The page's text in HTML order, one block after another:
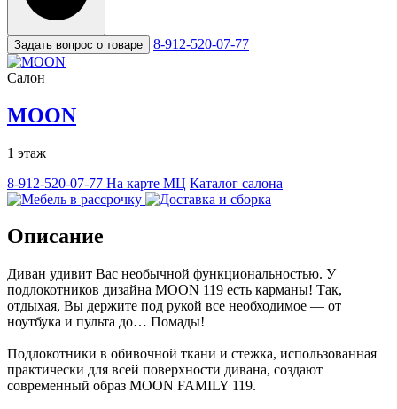
Задать вопрос о товаре 8-912-520-07-77
Салон
MOON
1 этаж
8-912-520-07-77 На карте МЦ Каталог салона
Описание
Диван удивит Вас необычной функциональностью. У
подлокотников дизайна MOON 119 есть карманы! Так,
отдыхая, Вы держите под рукой все необходимое — от
ноутбука и пульта до… Помады!
Подлокотники в обивочной ткани и стежка, использованная
практически для всей поверхности дивана, создают
современный образ MOON FAMILY 119.